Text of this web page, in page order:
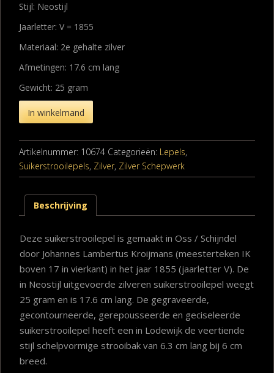
Stijl: Neostijl
Jaarletter: V = 1855
Materiaal: 2e gehalte zilver
Afmetingen: 17.6 cm lang
Gewicht: 25 gram
In winkelmand
Artikelnummer: 10674 Categorieën: Lepels,
Suikerstrooilepels, Zilver, Zilver Schepwerk
Beschrijving
Deze suikerstrooilepel is gemaakt in Oss / Schijndel
door Johannes Lambertus Kroijmans (meesterteken IK
boven 17 in vierkant) in het jaar 1855 (jaarletter V). De
in Neostijl uitgevoerde zilveren suikerstrooilepel weegt
25 gram en is 17.6 cm lang. De gegraveerde,
gecontourneerde, gerepousseerde en geciseleerde
suikerstrooilepel heeft een in Lodewijk de veertiende
stijl schelpvormige strooibak van 6.3 cm lang bij 6 cm
breed.